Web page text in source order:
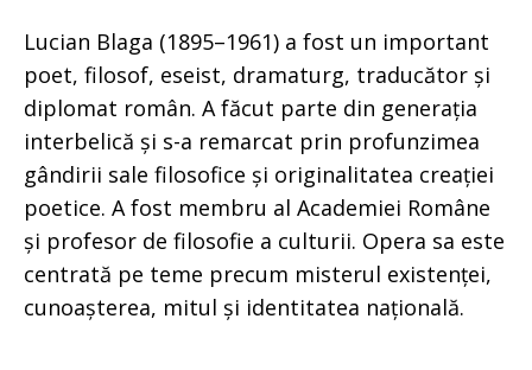
Lucian Blaga (1895–1961) a fost un important
poet, filosof, eseist, dramaturg, traducător și
diplomat român. A făcut parte din generația
interbelică și s-a remarcat prin profunzimea
gândirii sale filosofice și originalitatea creației
poetice. A fost membru al Academiei Române
și profesor de filosofie a culturii. Opera sa este
centrată pe teme precum misterul existenței,
cunoașterea, mitul și identitatea națională.